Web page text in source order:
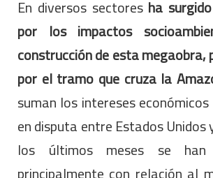
En diversos sectoresha
por los impactos
construcción de esta megaobra,
por el tramo que cruza la
suman los intereses
en disputa entre Estados Unidos
los últimos meses se han